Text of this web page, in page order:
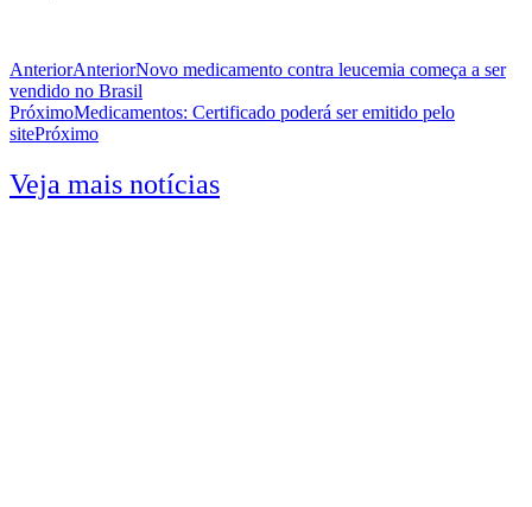
AnteriorAnteriorNovo medicamento contra leucemia começa a ser
vendido no Brasil
PróximoMedicamentos: Certificado poderá ser emitido pelo
sitePróximo
Veja mais notícias